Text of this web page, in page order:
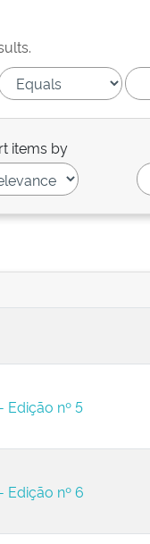
items by
Edição nº 5
Edição nº 6